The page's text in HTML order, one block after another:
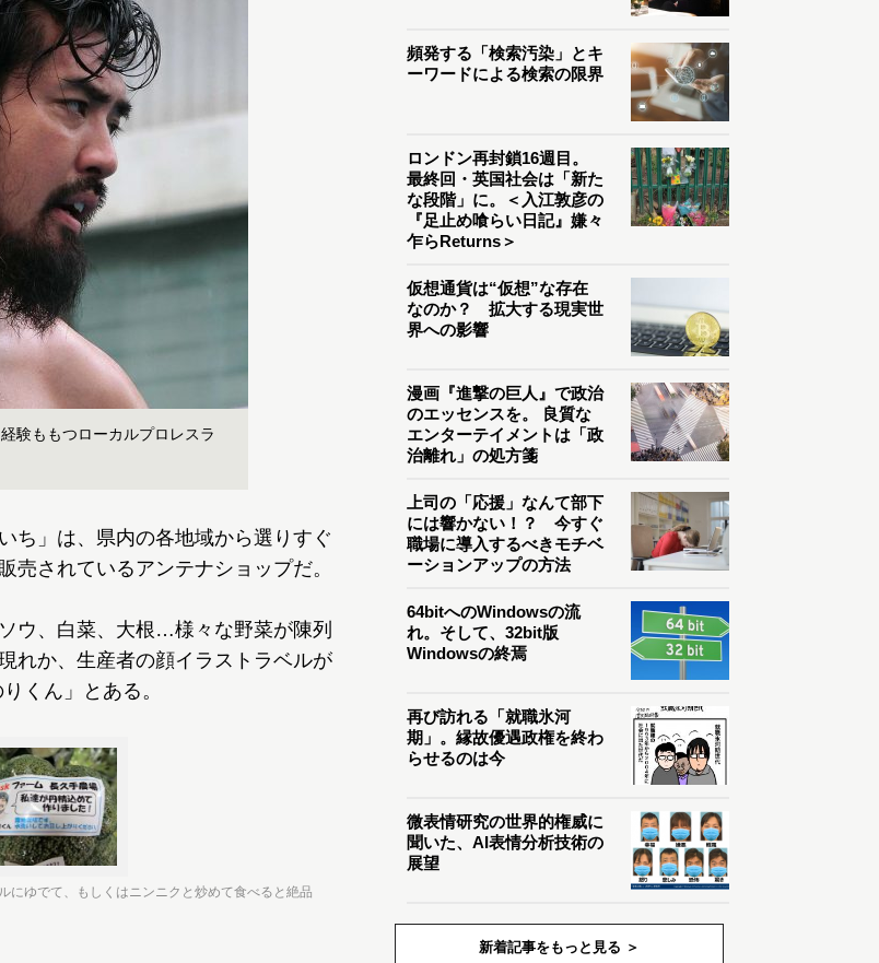
験ももつローカルプロレスラ
ち」は、県内の各地域から選りすぐ
売されているアンテナショップだ。
ウ、白菜、大根…様々な野菜が陳列
れか、生産者の顔イラストラベルが
くん」とある。
にゆでて、もしくはニンニクと炒めて食べると絶品
頻発する「検索汚染」とキ
ーワードによる検索の限界
ロンドン再封鎖16週目。
最終回・英国社会は「新た
な段階」に。＜入江敦彦の
『足止め喰らい日記』嫌々
乍らReturns＞
仮想通貨は“仮想”な存在
なのか？ 拡大する現実世
界への影響
漫画『進撃の巨人』で政治
のエッセンスを。 良質な
エンターテイメントは「政
治離れ」の処方箋
上司の「応援」なんて部下
には響かない！？ 今すぐ
職場に導入するべきモチベ
ーションアップの方法
64bitへのWindowsの流
れ。そして、32bit版
Windowsの終焉
再び訪れる「就職氷河
期」。縁故優遇政権を終わ
らせるのは今
微表情研究の世界的権威に
聞いた、AI表情分析技術の
展望
新着記事をもっと見る